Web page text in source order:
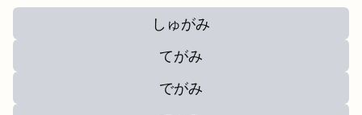
しゅがみ
てがみ
でがみ